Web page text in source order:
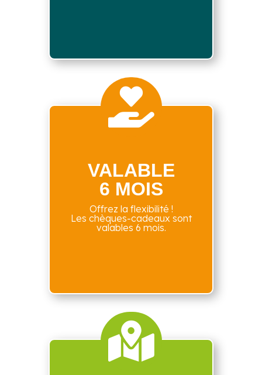

VALABLE
6 MOIS
Offrez la flexibilité !
Les chèques-cadeaux sont
valables 6 mois.
